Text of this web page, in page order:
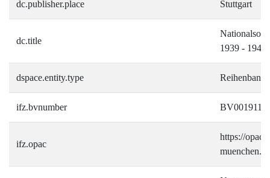
dc.publisher.place Stuttgart
dc.title
1939 - 1945
dspace.entity.type Reihenband
ifz.bvnumber
ifz.opac
https://